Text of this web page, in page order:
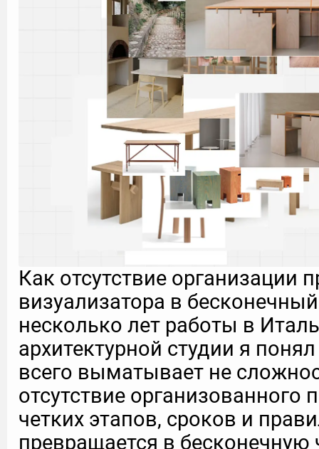
Как отсутствие организации
визуализатора в
несколько лет работы в
архитектурной студии я
всего выматывает не
отсутствие организованного
четких этапов, сроков и
превращается в